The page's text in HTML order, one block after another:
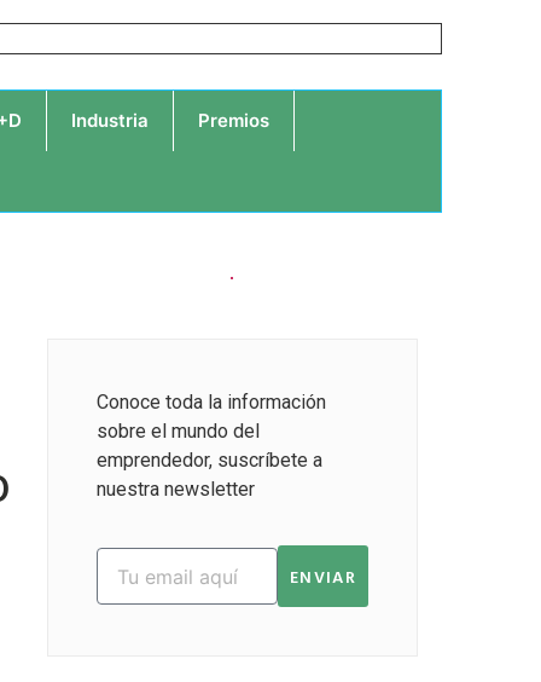
Industria Premios
Conoce toda la información
sobre el mundo del
emprendedor, suscríbete a
nuestra newsletter
ENVIAR